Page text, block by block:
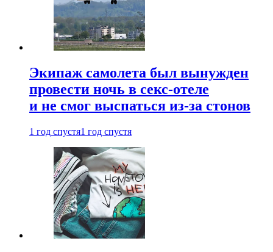
Экипаж самолета был вынужден
провести ночь в секс-отеле
и не смог выспаться из-за стонов
1 год спустя1 год спустя